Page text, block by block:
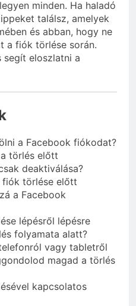
minden. Ha haladó
találsz, amelyek
és abban, hogy ne
a fiók törlése során.
segít eloszlatni a
a Facebook fiókodat?
törlés előtt
deaktiválása?
fiók törlése előtt
a Facebook
lépésről lépésre
folyamata alatt?
vagy tabletről
magad a törlés
kapcsolatos